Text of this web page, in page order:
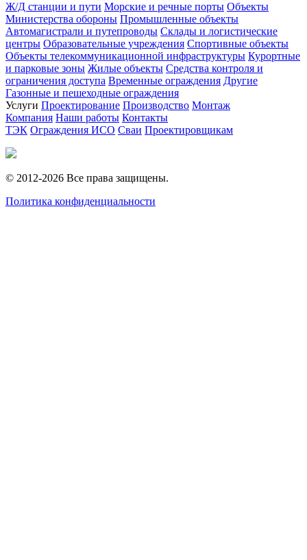
Ж/Д станции и пути Морские и речные порты Объекты
Министерства обороны Промышленные объекты
Автомагистрали и путепроводы Склады и логистические
центры Образовательные учреждения Спортивные объекты
Объекты телекоммуникационной инфраструктуры Курортные
и парковые зоны Жилые объекты Средства контроля и
ограничения доступа Временные ограждения Другие
Газонные и пешеходные ограждения
Услуги Проектирование Производство Монтаж
Компания Наши работы Контакты
ТЭК Ограждения ИСО Сваи Проектировщикам
© 2012-2026 Все права защищены.
Политика конфиденциальности